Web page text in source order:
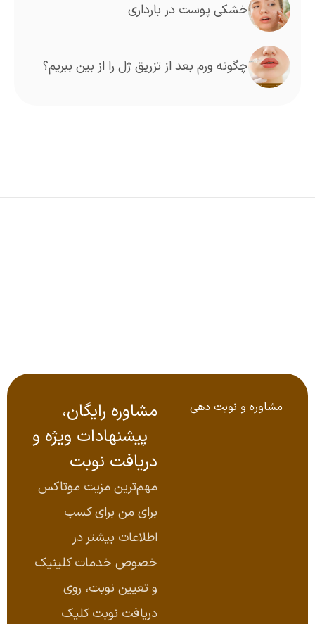
خشکی پوست در بارداری
چگونه ورم بعد از تزریق ژل را از بین ببریم؟
مشاوره و نوبت‌ دهی
مشاوره رایگان،
پیشنهادات ویژه و
دریافت نوبت
مهم‌ترین مزیت موتاکس
برای من برای کسب
اطلاعات بیشتر در
خصوص خدمات کلینیک
و تعیین نوبت، روی
دریافت نوبت کلیک